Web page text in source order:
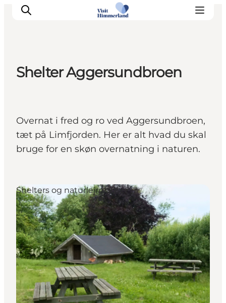
Himmerlandsbyer
DET SKER
Planlæg din ferie
Book Oplevelser
Shelter Aggersundbroen
Overnat i fred og ro ved Aggersundbroen,
tæt på Limfjorden. Her er alt hvad du skal
bruge for en skøn overnatning i naturen.
Shelters og naturlejrpladser